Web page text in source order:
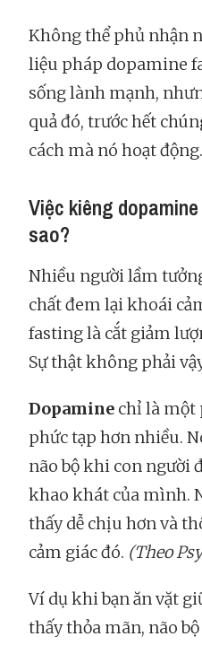
Không thể phủ nhận
liệu pháp dopamine
sống lành mạnh,
quả đó, trước hết
cách mà nó hoạt động.
Việc kiêng
sao?
Nhiều người lầm
chất đem lại khoái
fasting là cắt giảm
Sự thật không phải
Dopamine chỉ là một
phức tạp hơn nhiều.
não bộ khi con người
khao khát của mình.
thấy dễ chịu hơn và
cảm giác đó. (Theo
Ví dụ khi bạn ăn vặt
thấy thỏa mãn, não